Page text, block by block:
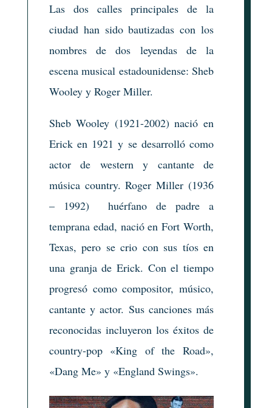
Las dos calles principales de la
ciudad han sido bautizadas con los
nombres de dos leyendas de la
escena musical estadounidense: Sheb
Wooley y Roger Miller.
Sheb Wooley (1921-2002) nació en
Erick en 1921 y se desarrolló como
actor de western y cantante de
música country. Roger Miller (1936
– 1992) huérfano de padre a
temprana edad, nació en Fort Worth,
Texas, pero se crio con sus tíos en
una granja de Erick. Con el tiempo
progresó como compositor, músico,
cantante y actor. Sus canciones más
reconocidas incluyeron los éxitos de
country-pop «King of the Road»,
«Dang Me» y «England Swings».